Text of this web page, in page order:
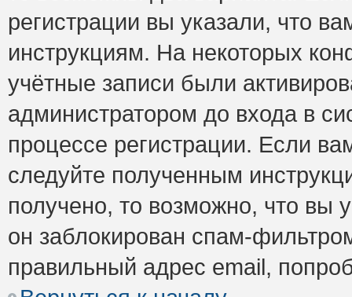
регистрации вы указали, что
инструкциям. На некоторых
учётные записи были
администратором до входа в
процессе регистрации. Если
следуйте полученным
получено, то возможно, что вы
он заблокирован спам-
правильный адрес email,